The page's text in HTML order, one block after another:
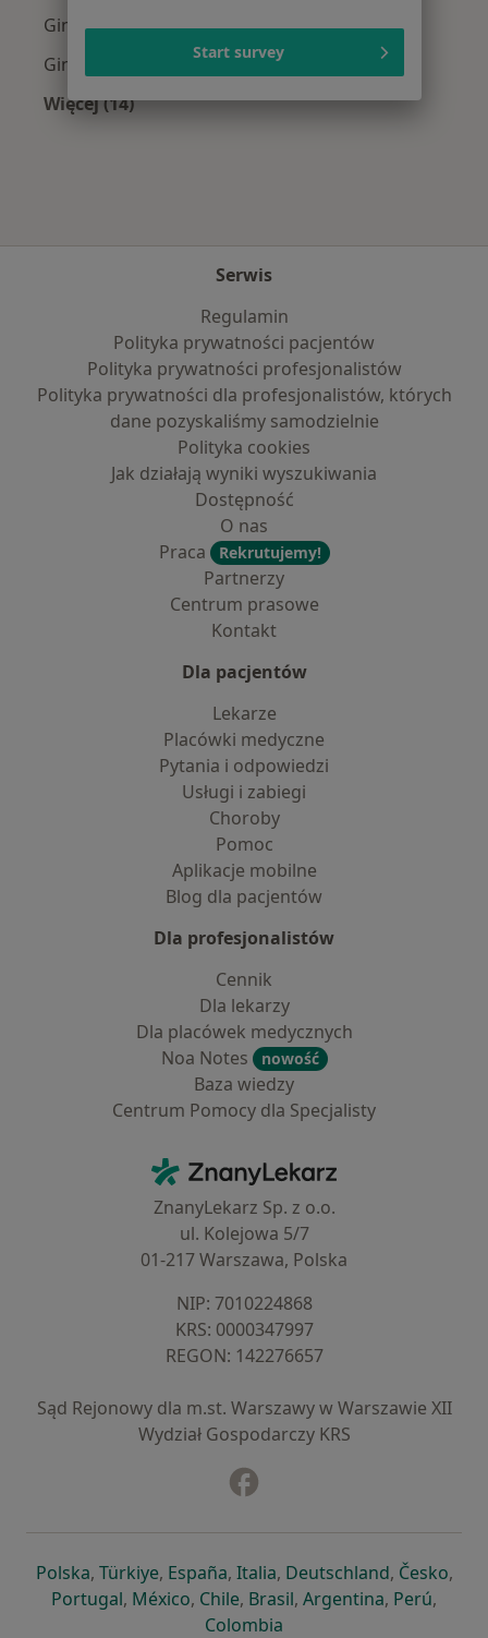
Ginekolodzy z Signal Iduna w Warszawie
Ginekolodzy z Compensa w Warszawie
Więcej (14)
Serwis
Regulamin
Polityka prywatności pacjentów
Polityka prywatności profesjonalistów
Polityka prywatności dla profesjonalistów, których
dane pozyskaliśmy samodzielnie
Polityka cookies
Jak działają wyniki wyszukiwania
Dostępność
O nas
Praca
Rekrutujemy!
Partnerzy
Centrum prasowe
Kontakt
Dla pacjentów
Lekarze
Placówki medyczne
Pytania i odpowiedzi
Usługi i zabiegi
Choroby
Pomoc
Aplikacje mobilne
Blog dla pacjentów
Dla profesjonalistów
Cennik
Dla lekarzy
Dla placówek medycznych
Noa Notes
nowość
Baza wiedzy
Centrum Pomocy dla Specjalisty
ZnanyLekarz - Strona główna
ZnanyLekarz Sp. z o.o.
ul. Kolejowa 5/7
01-217 Warszawa, Polska
NIP: ⁠7010224868
KRS: ⁠0000347997
REGON: ⁠142276657
Sąd Rejonowy dla m.st. Warszawy w Warszawie XII
Wydział Gospodarczy KRS
Polskaotwiera się w nowej karcie
, Türkiyeotwiera się w nowej karcie
, Españaotwiera się w nowej karcie
, Italiaotwiera się w nowej
, Deutschlandotwiera się
, Česko,
Portugalotwiera się w nowej karcie
, Méxicootwiera się w nowej karcie
, Chileotwiera się w nowej karcie
, Brasilotwiera się w nowej
, Argentinaotwiera się
, Perú,
Colombia
Start survey